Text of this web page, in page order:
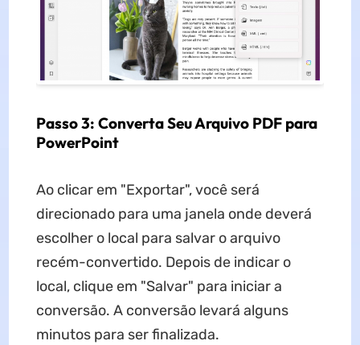
Passo 3: Converta Seu Arquivo PDF para
PowerPoint
Ao clicar em "Exportar", você será
direcionado para uma janela onde deverá
escolher o local para salvar o arquivo
recém-convertido. Depois de indicar o
local, clique em "Salvar" para iniciar a
conversão. A conversão levará alguns
minutos para ser finalizada.